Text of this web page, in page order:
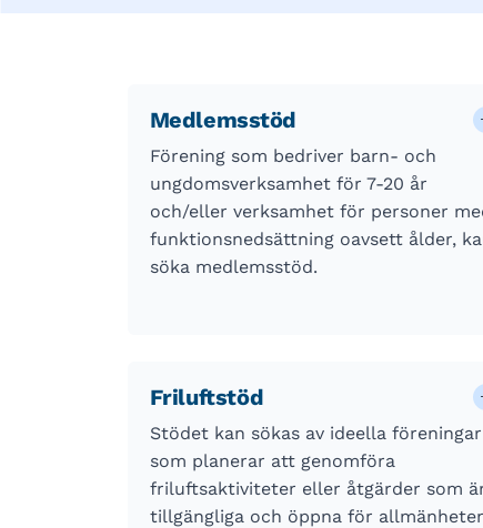
Medlemsstöd
Förening som bedriver barn- och
ungdomsverksamhet för 7-20 år
och/eller verksamhet för personer
funktionsnedsättning oavsett ålder,
söka medlemsstöd.
Friluftstöd
Stödet kan sökas av ideella föreningar
som planerar att genomföra
friluftsaktiviteter eller åtgärder som
tillgängliga och öppna för